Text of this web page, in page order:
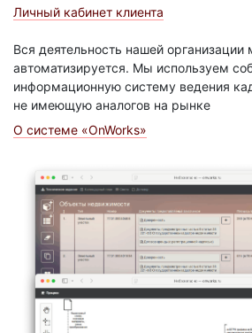
Личный кабинет клиента
Вся деятельность нашей
автоматизируется. Мы используем
информационную систему ведения
не имеющую аналогов на рынке
О системе «OnWorks»